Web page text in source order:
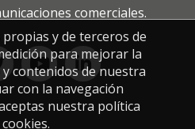
comerciales.
y de terceros de
para mejorar la
contenidos de nuestra
con la navegación
nuestra política